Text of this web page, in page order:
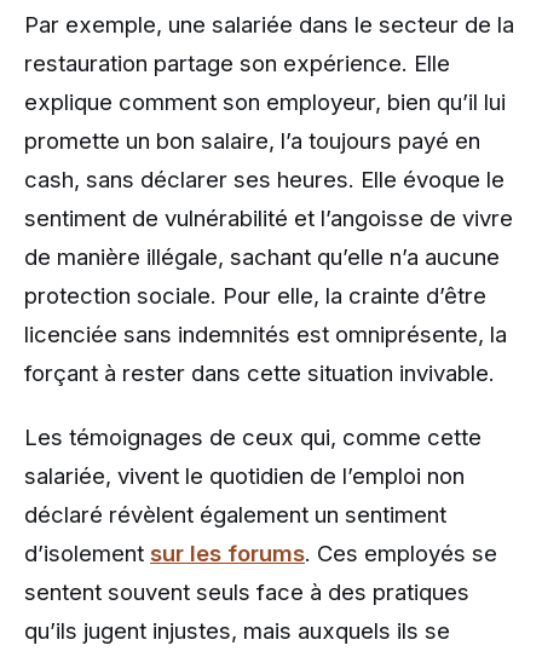
Par exemple, une salariée dans le secteur de la
restauration partage son expérience. Elle
explique comment son employeur, bien qu’il lui
promette un bon salaire, l’a toujours payé en
cash, sans déclarer ses heures. Elle évoque le
sentiment de vulnérabilité et l’angoisse de vivre
de manière illégale, sachant qu’elle n’a aucune
protection sociale. Pour elle, la crainte d’être
licenciée sans indemnités est omniprésente, la
forçant à rester dans cette situation invivable.
Les témoignages de ceux qui, comme cette
salariée, vivent le quotidien de l’emploi non
déclaré révèlent également un sentiment
d’isolement sur les forums. Ces employés se
sentent souvent seuls face à des pratiques
qu’ils jugent injustes, mais auxquels ils se